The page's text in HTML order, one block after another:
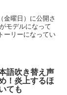
金曜日）に公開さ
モデルになって
ーリーになってい
語吹き替え声
！炎上するほ
ても